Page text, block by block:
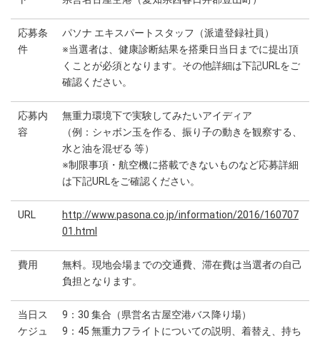
応募条
件
パソナ エキスパートスタッフ（派遣登録社員）
※当選者は、健康診断結果を搭乗日当日までに提出頂
くことが必須となります。その他詳細は下記URLをご
確認ください。
応募内
容
無重力環境下で実験してみたいアイディア
（例：シャボン玉を作る、振り子の動きを観察する、
水と油を混ぜる 等）
※制限事項・航空機に搭載できないものなど応募詳細
は下記URLをご確認ください。
URL
http://www.pasona.co.jp/information/2016/160707
01.html
費用
無料。現地会場までの交通費、滞在費は当選者の自己
負担となります。
当日ス
ケジュ
9：30 集合（県営名古屋空港バス降り場）
9：45 無重力フライトについての説明、着替え、持ち